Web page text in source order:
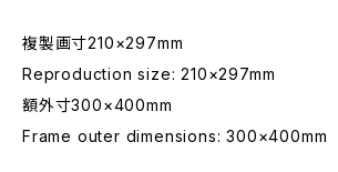
複製画寸210×297mm
Reproduction size: 210×297mm
額外寸300×400mm
Frame outer dimensions: 300×400mm